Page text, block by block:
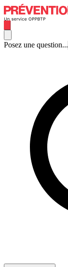
Posez une question...